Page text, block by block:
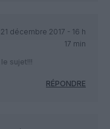
21 décembre 2017 - 16 h
17 min
sujet!!!
RÉPONDRE